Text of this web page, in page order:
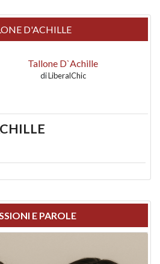
D'ACHILLE
Tallone D`Achille
diLiberalChic
E PAROLE